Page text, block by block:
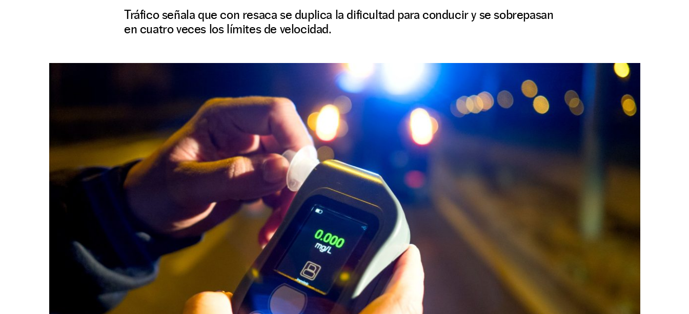
Tráfico señala que con resaca se duplica la dificultad para conducir y se sobrepasan
en cuatro veces los límites de velocidad.